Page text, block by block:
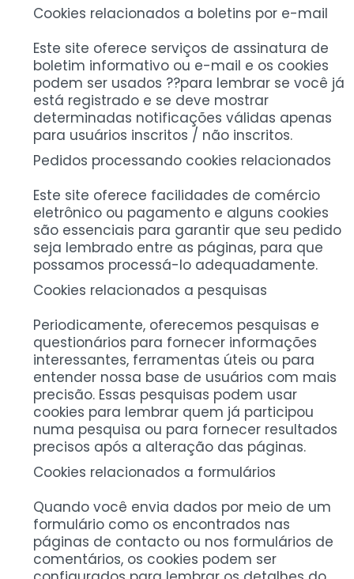
Cookies relacionados a boletins por e-mail
Este site oferece serviços de assinatura de
boletim informativo ou e-mail e os cookies
podem ser usados ??para lembrar se você já
está registrado e se deve mostrar
determinadas notificações válidas apenas
para usuários inscritos / não inscritos.
Pedidos processando cookies relacionados
Este site oferece facilidades de comércio
eletrônico ou pagamento e alguns cookies
são essenciais para garantir que seu pedido
seja lembrado entre as páginas, para que
possamos processá-lo adequadamente.
Cookies relacionados a pesquisas
Periodicamente, oferecemos pesquisas e
questionários para fornecer informações
interessantes, ferramentas úteis ou para
entender nossa base de usuários com mais
precisão. Essas pesquisas podem usar
cookies para lembrar quem já participou
numa pesquisa ou para fornecer resultados
precisos após a alteração das páginas.
Cookies relacionados a formulários
Quando você envia dados por meio de um
formulário como os encontrados nas
páginas de contacto ou nos formulários de
comentários, os cookies podem ser